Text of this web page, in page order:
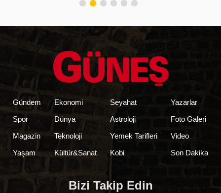
Gündem
Spor
Magazin
Yaşam
Ekonomi
Dünya
Teknoloji
Kültür&Sanat
Seyahat
Astroloji
Yemek Tarifleri
Kobi
Yazarlar
Foto Galeri
Video
Son Dakika
Bizi Takip Edin